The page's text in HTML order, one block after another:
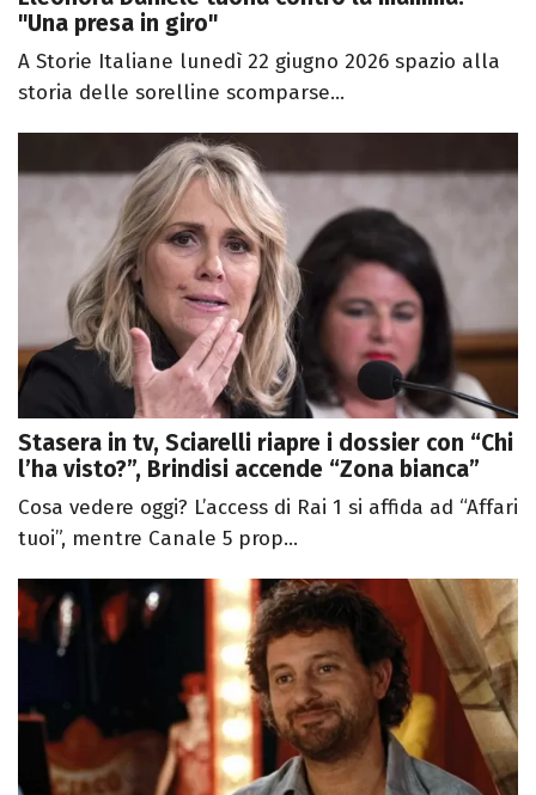
"Una presa in giro"
A Storie Italiane lunedì 22 giugno 2026 spazio alla
storia delle sorelline scomparse...
Stasera in tv, Sciarelli riapre i dossier con “Chi
l’ha visto?”, Brindisi accende “Zona bianca”
Cosa vedere oggi? L’access di Rai 1 si affida ad “Affari
tuoi”, mentre Canale 5 prop...